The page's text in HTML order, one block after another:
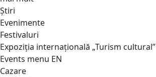
Știri
Evenimente
Festivaluri
Expoziția internațională „Turism cultural”
Events menu EN
Cazare